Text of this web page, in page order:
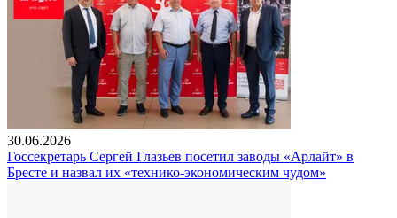
30.06.2026
Госсекретарь Сергей Глазьев посетил заводы «Арлайт» в
Бресте и назвал их «технико-экономическим чудом»